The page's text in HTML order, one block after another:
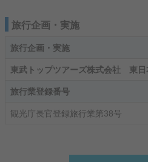
旅行企画・実施
旅行企画・実施
東武トップツアーズ株式会社 東日
旅行業登録番号
観光庁長官登録旅行業第38号